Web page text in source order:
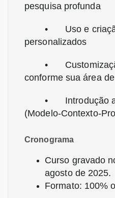
pesquisa profunda
•
Uso e
personalizados
•
conforme sua área
•
Introdução
(Modelo-Contexto-
Cronograma
Curso gravado
agosto de 2025.
Formato: 100%